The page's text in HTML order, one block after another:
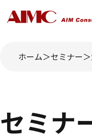
ホーム セミナー
セミナ